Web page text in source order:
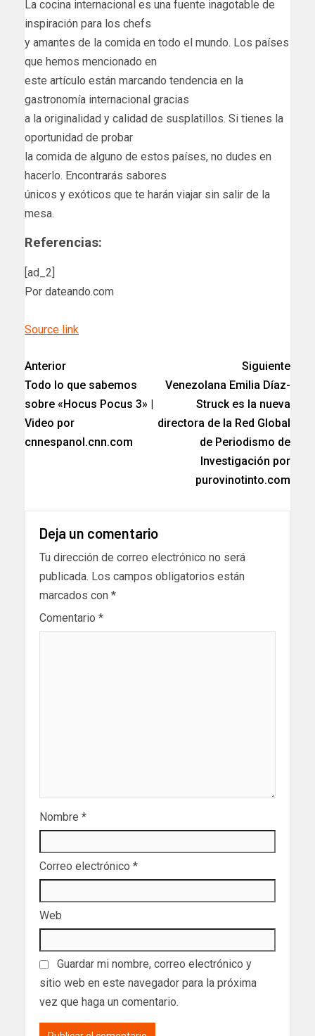
La cocina internacional es una fuente inagotable de
inspiración para los chefs
y amantes de la comida en todo el mundo. Los países
que hemos mencionado en
este artículo están marcando tendencia en la
gastronomía internacional gracias
a la originalidad y calidad de susplatillos. Si tienes la
oportunidad de probar
la comida de alguno de estos países, no dudes en
hacerlo. Encontrarás sabores
únicos y exóticos que te harán viajar sin salir de la
mesa.
Referencias:
[ad_2]
Por dateando.com
Source link
Anterior
Todo lo que sabemos
sobre «Hocus Pocus 3» |
Video por
cnnespanol.cnn.com
Siguiente
Venezolana Emilia Díaz-
Struck es la nueva
directora de la Red Global
de Periodismo de
Investigación por
purovinotinto.com
Deja un comentario
Tu dirección de correo electrónico no será
publicada. Los campos obligatorios están
marcados con *
Comentario *
Nombre *
Correo electrónico *
Web
Guardar mi nombre, correo electrónico y
sitio web en este navegador para la próxima
vez que haga un comentario.